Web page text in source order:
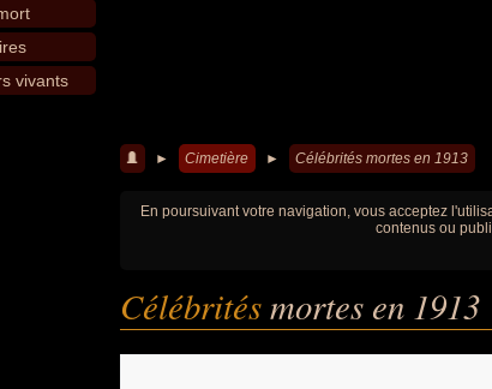
vivants
► Cimetière ► Célébrités mortes en 1913
En poursuivant votre navigation, vous acceptez
contenus ou
Célébritésmortes en 1913